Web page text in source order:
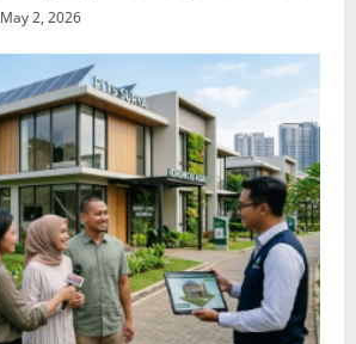
May 2, 2026